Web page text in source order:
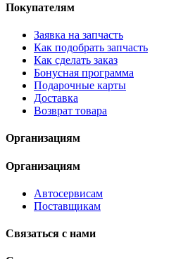
Покупателям
Заявка на запчасть
Как подобрать запчасть
Как сделать заказ
Бонусная программа
Подарочные карты
Доставка
Возврат товара
Организациям
Организациям
Автосервисам
Поставщикам
Связаться с нами